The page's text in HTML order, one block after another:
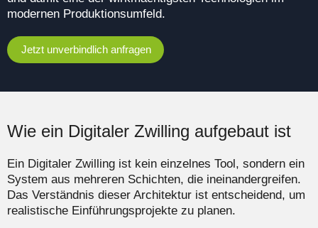
modernen Produktionsumfeld.
Jetzt unverbindlich anfragen
Wie ein Digitaler Zwilling aufgebaut ist
Ein Digitaler Zwilling ist kein einzelnes Tool, sondern ein
System aus mehreren Schichten, die ineinandergreifen.
Das Verständnis dieser Architektur ist entscheidend, um
realistische Einführungsprojekte zu planen.